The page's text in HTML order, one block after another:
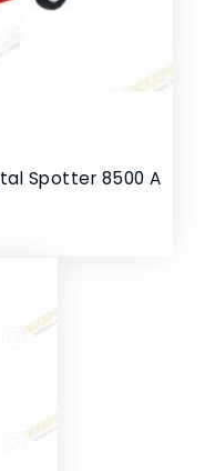
Spotter 8500 A